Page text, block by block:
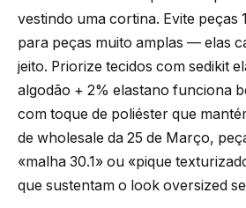
vestindo uma cortina. Evite peças
para peças muito amplas — elas
jeito. Priorize tecidos com sedikit
algodão + 2% elastano funciona
com toque de poliéster que
de wholesale da 25 de Março,
«malha 30.1» ou «pique
que sustentam o look oversized